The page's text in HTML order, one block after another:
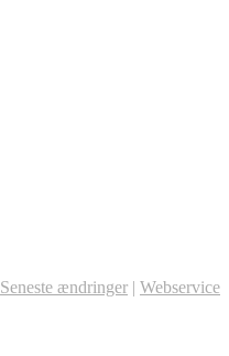
Seneste ændringer | Webservice